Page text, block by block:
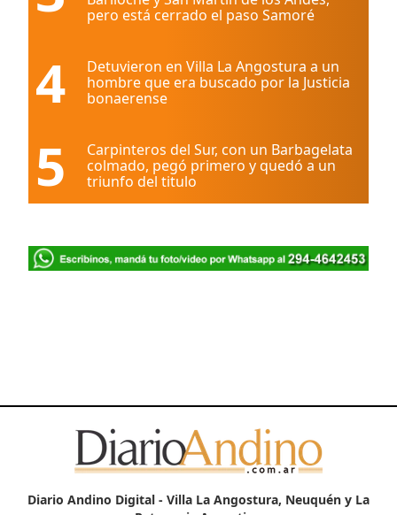
pero está cerrado el paso Samoré
4
Detuvieron en Villa La Angostura a un
hombre que era buscado por la Justicia
bonaerense
5
Carpinteros del Sur, con un Barbagelata
colmado, pegó primero y quedó a un
triunfo del titulo
Diario Andino Digital - Villa La Angostura, Neuquén y La